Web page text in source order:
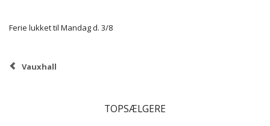
Ferie lukket til Mandag d. 3/8
Vauxhall
TOPSÆLGERE